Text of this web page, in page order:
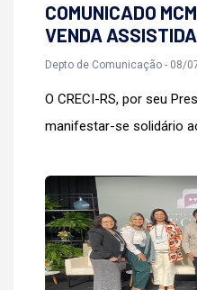
COMUNICADO
VENDA ASSISTIDA
Depto de Comunicação - 08/
O CRECI-RS, por seu
manifestar-se solidário